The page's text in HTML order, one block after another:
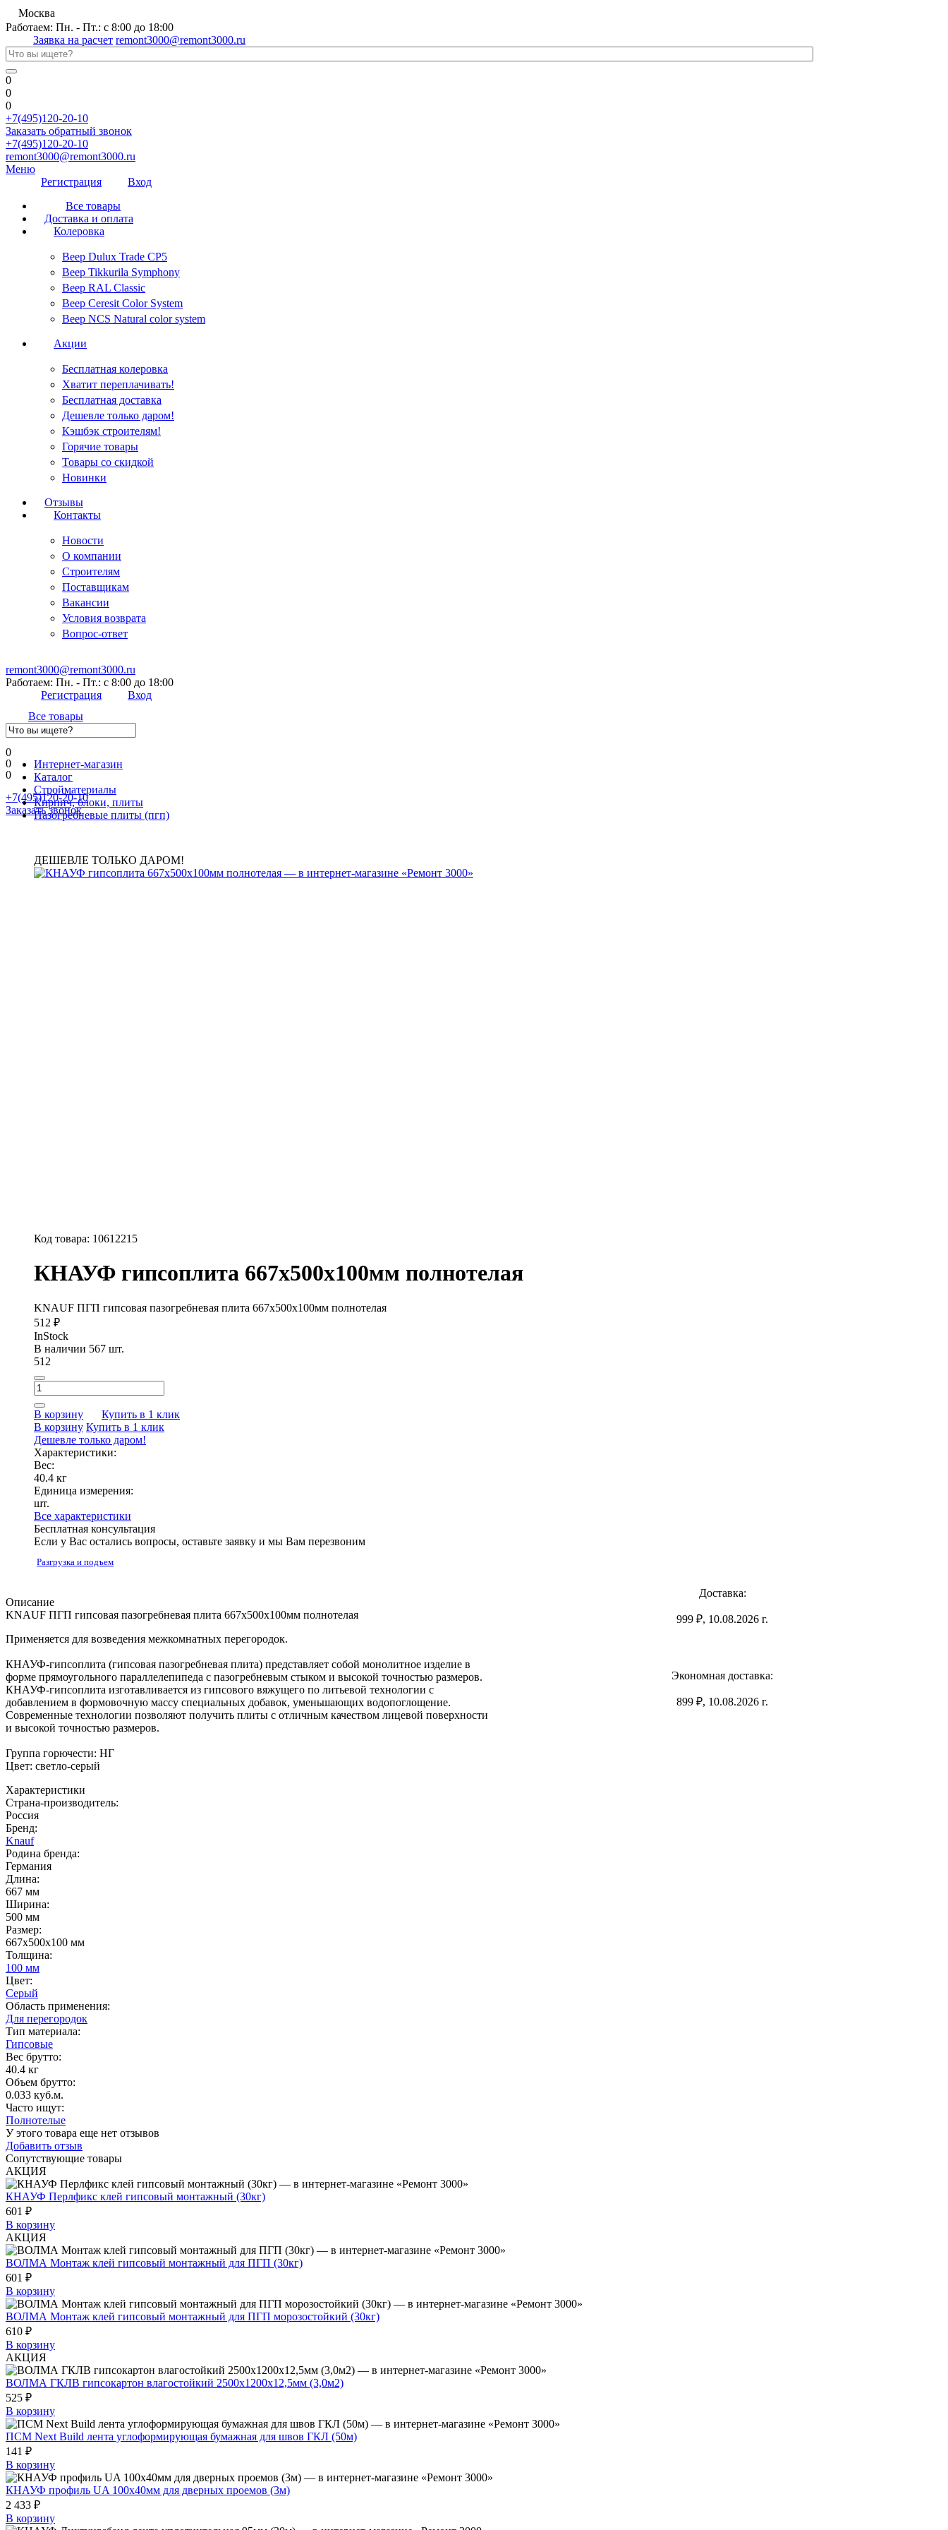
Москва
Работаем: Пн. - Пт.: с 8:00 до 18:00
Заявка на расчет remont3000@remont3000.ru
0
0
0
+7(495)120-20-10
Заказать обратный звонок
+7(495)120-20-10
remont3000@remont3000.ru
Меню
Регистрация
Вход
Все товары
Доставка и оплата
Колеровка
Веер Dulux Trade CP5
Веер Tikkurila Symphony
Веер RAL Classic
Веер Ceresit Color System
Веер NCS Natural color system
Акции
Бесплатная колеровка
Хватит переплачивать!
Бесплатная доставка
Дешевле только даром!
Кэшбэк строителям!
Горячие товары
Товары со скидкой
Новинки
Отзывы
Контакты
Новости
О компании
Строителям
Поставщикам
Вакансии
Условия возврата
Вопрос-ответ
remont3000@remont3000.ru
Работаем: Пн. - Пт.: с 8:00 до 18:00
Регистрация
Вход
Все товары
0
0
0
+7(495)120-20-10
Заказать звонок
Интернет-магазин
Каталог
Стройматериалы
Кирпич, блоки, плиты
Пазогребневые плиты (пгп)
ДЕШЕВЛЕ ТОЛЬКО ДАРОМ!
Код товара: 10612215
КНАУФ гипсоплита 667х500х100мм полнотелая
KNAUF ПГП гипсовая пазогребневая плита 667х500х100мм полнотелая
512 ₽
InStock
В наличии 567 шт.
512
В корзину
Купить в 1 клик
В корзину Купить в 1 клик
Дешевле только даром!
Характеристики:
Вес:
40.4 кг
Единица измерения:
шт.
Все характеристики
Бесплатная консультация
Если у Вас остались вопросы, оставьте заявку и мы Вам перезвоним
Доставка:
999 ₽, 10.08.2026 г.
Экономная доставка:
899 ₽, 10.08.2026 г.
Разгрузка и подъем
Описание
KNAUF ПГП гипсовая пазогребневая плита 667х500х100мм полнотелая
Применяется для возведения межкомнатных перегородок.
КНАУФ-гипсоплита (гипсовая пазогребневая плита) представляет собой монолитное изделие в
форме прямоугольного параллелепипеда с пазогребневым стыком и высокой точностью размеров.
КНАУФ-гипсоплита изготавливается из гипсового вяжущего по литьевой технологии с
добавлением в формовочную массу специальных добавок, уменьшающих водопоглощение.
Современные технологии позволяют получить плиты с отличным качеством лицевой поверхности
и высокой точностью размеров.
Группа горючести: НГ
Цвет: светло-серый
Характеристики
Страна-производитель:
Россия
Бренд:
Knauf
Родина бренда:
Германия
Длина:
667 мм
Ширина:
500 мм
Размер:
667х500х100 мм
Толщина:
100 мм
Цвет:
Серый
Область применения:
Для перегородок
Тип материала:
Гипсовые
Вес брутто:
40.4 кг
Объем брутто:
0.033 куб.м.
Часто ищут:
Полнотелые
У этого товара еще нет отзывов
Добавить отзыв
Сопутствующие товары
АКЦИЯ
КНАУФ Перлфикс клей гипсовый монтажный (30кг)
601 ₽
В корзину
АКЦИЯ
ВОЛМА Монтаж клей гипсовый монтажный для ПГП (30кг)
601 ₽
В корзину
ВОЛМА Монтаж клей гипсовый монтажный для ПГП морозостойкий (30кг)
610 ₽
В корзину
АКЦИЯ
ВОЛМА ГКЛВ гипсокартон влагостойкий 2500х1200х12,5мм (3,0м2)
525 ₽
В корзину
ПСМ Next Build лента углоформирующая бумажная для швов ГКЛ (50м)
141 ₽
В корзину
КНАУФ профиль UA 100х40мм для дверных проемов (3м)
2 433 ₽
В корзину